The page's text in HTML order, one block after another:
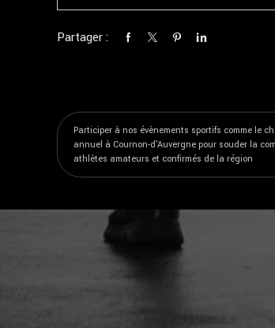
Partager :
Participer à nos évènements sportifs comme le
annuel à Cournon-d'Auvergne pour souder la
athlètes amateurs et confirmés de la région